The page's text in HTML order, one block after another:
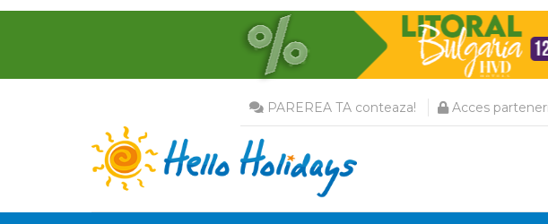
PAREREA TA conteaza! Acces parteneri